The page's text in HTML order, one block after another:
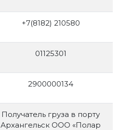
+7(8182) 210580
01125301
2900000134
Получатель груза в порту
Архангельск ООО «Полар